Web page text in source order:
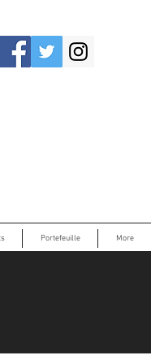
Portefeuille More